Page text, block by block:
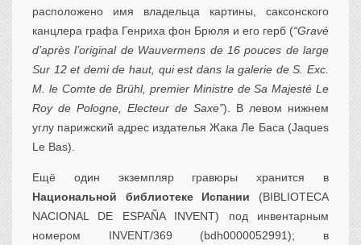
расположено имя владельца картины, саксонского
канцлера графа Генриха фон Брюля и его герб (“Gravé
d’après l’original de Wauvermens de 16 pouces de large
Sur 12 et demi de haut, qui est dans la galerie de S. Exc.
M. le Comte de Brühl, premier Ministre de Sa Majesté Le
Roy de Pologne, Electeur de Saxe”). В левом нижнем
углу парижский адрес издателья Жака Ле Баса (Jaques
Le Bas).
Ещё один экземпляр гравюры хранится в
Национальной библиотеке Испании (BIBLIOTECA
NACIONAL DE ESPAÑA INVENT) под инвентарным
номером INVENT/369 (bdh0000052991); в